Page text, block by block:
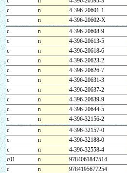
c
n 4-396-20601-1
c
n 4-396-20602-X
c
n 4-396-20608-9
c
n 4-396-20613-5
c
n 4-396-20618-6
c
n 4-396-20623-2
c
n 4-396-20626-7
c
n 4-396-20631-3
c
n 4-396-20637-2
c
n 4-396-20639-9
c
n 4-396-20644-5
c
n 4-396-32156-2
c
n 4-396-32157-0
c
n 4-396-32188-0
c
n 4-396-32558-4
c01
n 9784061847514
c
n 9784195677254